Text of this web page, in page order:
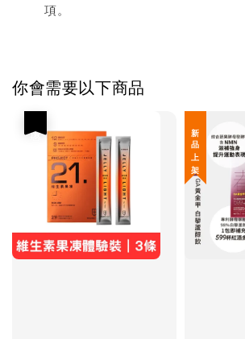
項。
你會需要以下商品
新 品 上 架